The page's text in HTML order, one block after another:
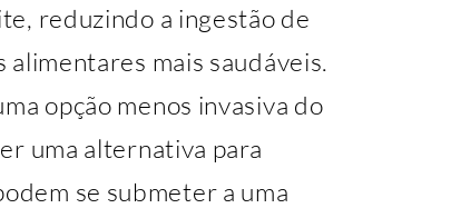
reduzindo a ingestão de
mais saudáveis.
opção menos invasiva do
uma alternativa para
se submeter a uma